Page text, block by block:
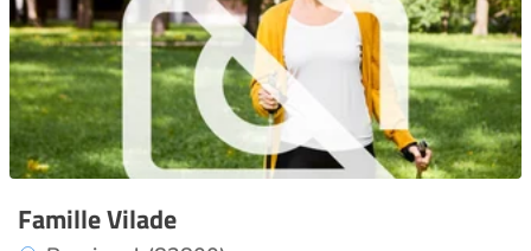
Famille Vilade